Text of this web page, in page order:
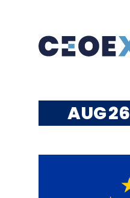
AUG26